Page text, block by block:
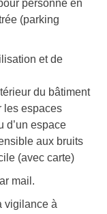
personne en
(parking
et de
du bâtiment
les espaces
d’un espace
aux bruits
(avec carte)
mail.
vigilance à